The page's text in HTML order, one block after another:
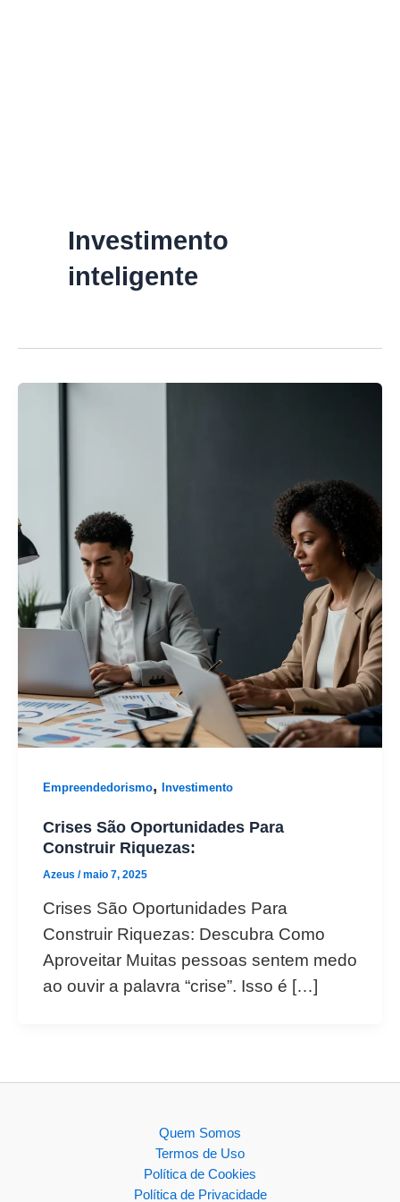
Investimento
inteligente
Empreendedorismo, Investimento
Crises São Oportunidades Para
Construir Riquezas:
Azeus /maio 7, 2025
Crises São Oportunidades Para
Construir Riquezas: Descubra Como
Aproveitar Muitas pessoas sentem medo
ao ouvir a palavra “crise”. Isso é […]
Quem Somos
Termos de Uso
Política de Cookies
Política de Privacidade